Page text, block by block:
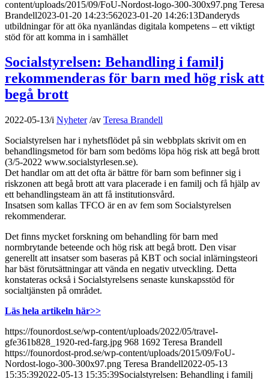
content/uploads/2015/09/FoU-Nordost-logo-300-300x97.png Teresa
Brandell2023-01-20 14:23:562023-01-20 14:26:13Danderyds
utbildningar för att öka nyanländas digitala kompetens – ett viktigt
stöd för att komma in i samhället
Socialstyrelsen: Behandling i familj
rekommenderas för barn med hög risk att
begå brott
2022-05-13/i Nyheter /av Teresa Brandell
Socialstyrelsen har i nyhetsflödet på sin webbplats skrivit om en
behandlingsmetod för barn som bedöms löpa hög risk att begå brott
(3/5-2022 www.socialstyrlesen.se).
Det handlar om att det ofta är bättre för barn som befinner sig i
riskzonen att begå brott att vara placerade i en familj och få hjälp av
ett behandlingsteam än att få institutionsvård.
Insatsen som kallas TFCO är en av fem som Socialstyrelsen
rekommenderar.
Det finns mycket forskning om behandling för barn med
normbrytande beteende och hög risk att begå brott. Den visar
generellt att insatser som baseras på KBT och social inlärningsteori
har bäst förutsättningar att vända en negativ utveckling. Detta
konstateras också i Socialstyrelsens senaste kunskapsstöd för
socialtjänsten på området.
Läs hela artikeln här>>
https://founordost.se/wp-content/uploads/2022/05/travel-
gfe361b828_1920-red-farg.jpg 968 1692 Teresa Brandell
https://founordost-prod.se/wp-content/uploads/2015/09/FoU-
Nordost-logo-300-300x97.png Teresa Brandell2022-05-13
15:35:392022-05-13 15:35:39Socialstyrelsen: Behandling i familj